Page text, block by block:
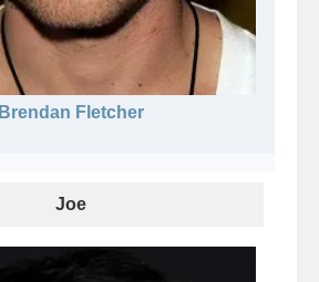
Brendan Fletcher
Joe